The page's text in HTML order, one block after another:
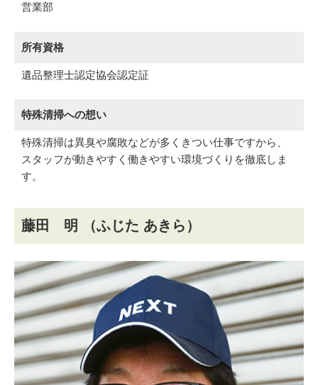
営業部
所有資格
遺品整理士認定協会認定証
特殊清掃への想い
特殊清掃は異臭や腐敗などが多くきつい仕事ですから、
スタッフが動きやすく働きやすい環境づくりを徹底しま
す。
藤田 明 （ふじた あきら）